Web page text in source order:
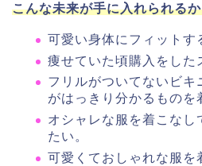
こんな未来が手に入れられる
可愛い身体にフィットす
痩せていた頃購入をした
フリルがついてないビキ
がはっきり分かるものを
オシャレな服を着こなし
たい。
可愛くておしゃれな服を